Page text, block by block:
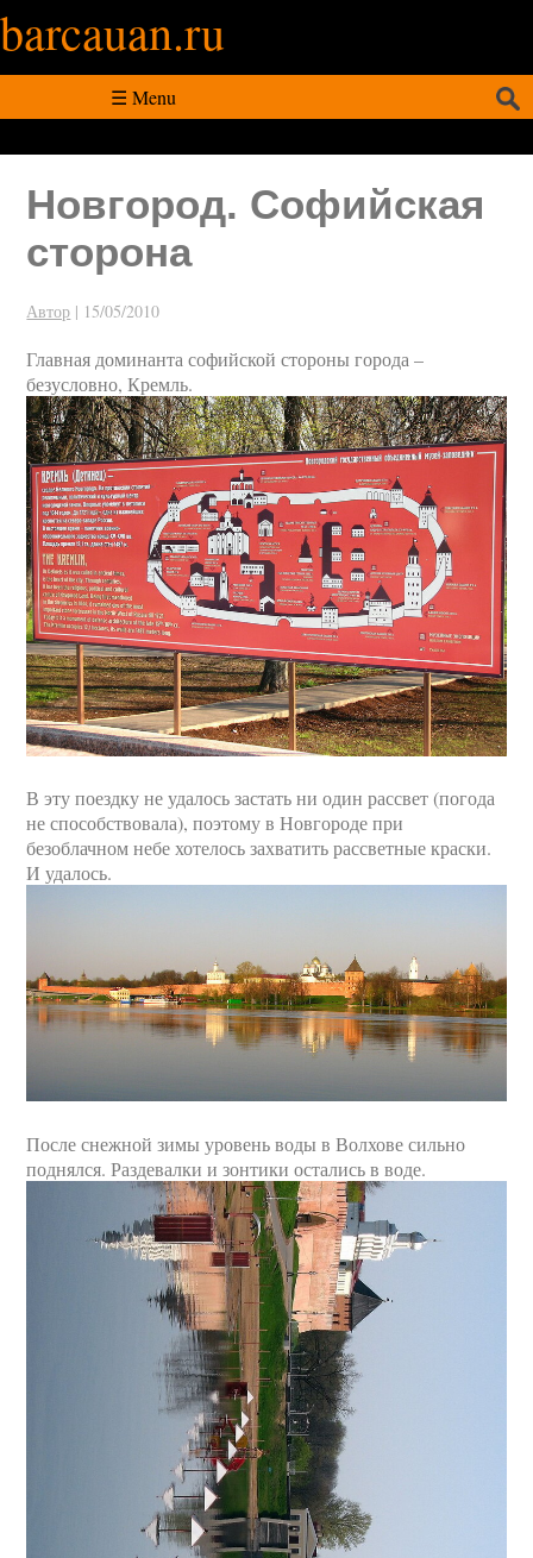
barcauan.ru
☰ Menu
Новгород. Софийская
сторона
Автор | 15/05/2010
Главная доминанта софийской стороны города –
безусловно, Кремль.
В эту поездку не удалось застать ни один рассвет (погода
не способствовала), поэтому в Новгороде при
безоблачном небе хотелось захватить рассветные краски.
И удалось.
После снежной зимы уровень воды в Волхове сильно
поднялся. Раздевалки и зонтики остались в воде.